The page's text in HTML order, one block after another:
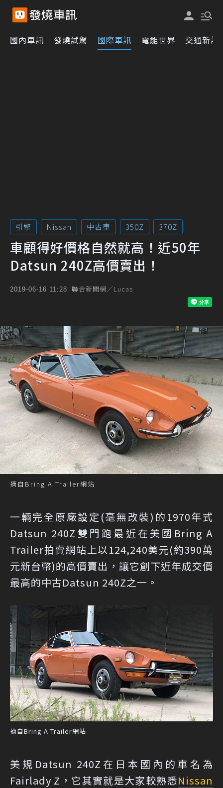
國內車訊 發燒試駕 國際車訊 電能世界 交通新訊
引擎 Nissan 中古車 350Z 370Z
車顧得好價格自然就高！近50年
Datsun 240Z高價賣出！
2019-06-16 11:28 聯合新聞網／Lucas
摘自Bring A Trailer網站
一輛完全原廠設定(毫無改裝)的1970年式
Datsun 240Z雙門跑最近在美國Bring A
Trailer拍賣網站上以124,240美元(約390萬
元新台幣)的高價賣出，讓它創下近年成交價
最高的中古Datsun 240Z之一。
摘自Bring A Trailer網站
美規Datsun 240Z在日本國內的車名為
Fairlady Z，它其實就是大家較熟悉Nissan